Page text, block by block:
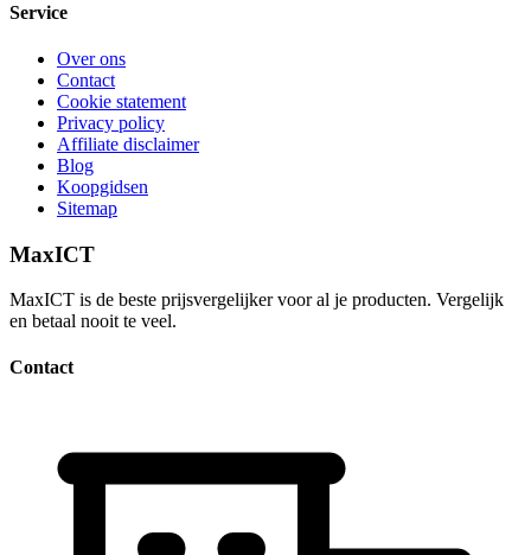
Service
Over ons
Contact
Cookie statement
Privacy policy
Affiliate disclaimer
Blog
Koopgidsen
Sitemap
MaxICT
MaxICT is de beste prijsvergelijker voor al je producten. Vergelijk
en betaal nooit te veel.
Contact